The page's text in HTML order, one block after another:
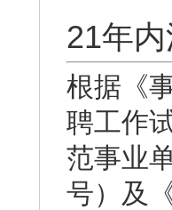
21年
根据《
聘工作
范事业
号）及